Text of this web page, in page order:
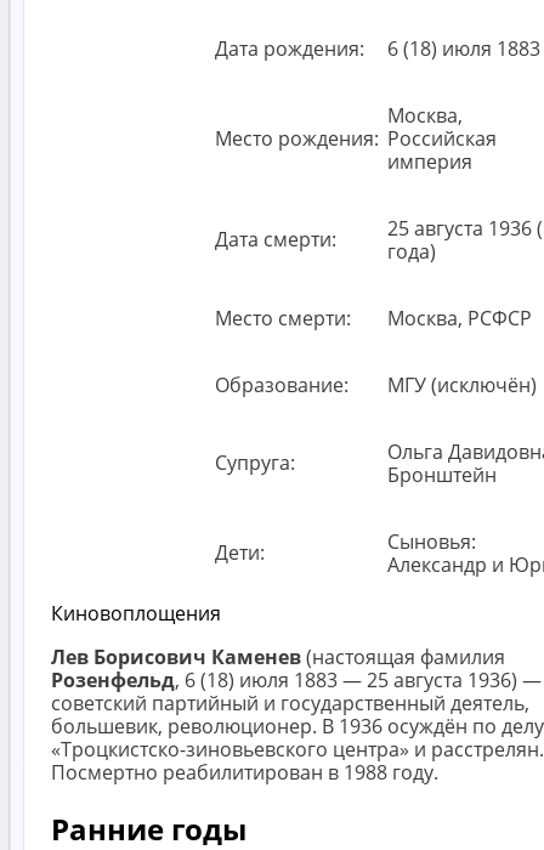
Дата рождения: 6 (18) июля 1883
Место рождения:
Москва,
Российская
империя
Дата смерти:
25 августа 1936
года)
Место смерти: Москва, РСФСР
Образование: МГУ (исключён)
Супруга:
Ольга
Бронштейн
Дети:
Сыновья:
Александр и
Киновоплощения
Лев Борисович Каменев(настоящая фамилия
Розенфельд, 6 (18) июля 1883 — 25 августа 1936) —
советский партийный и государственный деятель,
большевик, революционер. В 1936 осуждён по делу
«Троцкистско-зиновьевского центра» и расстрелян.
Посмертно реабилитирован в 1988 году.
Ранние годы